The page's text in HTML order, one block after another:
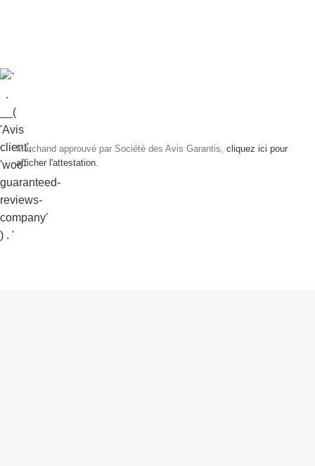
Marchand approuvé par Société des Avis Garantis, cliquez ici pour
afficher l'attestation.